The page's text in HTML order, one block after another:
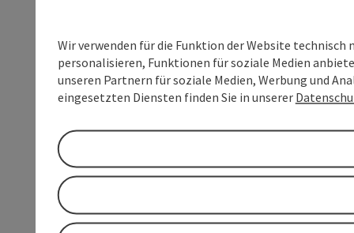
Wir verwenden für die Funktion der Website
personalisieren, Funktionen für soziale Medien
unseren Partnern für soziale Medien, Werbung und
eingesetzten Diensten finden Sie in unserer